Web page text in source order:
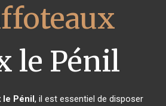
le Pénil
le Pénil, il est essentiel de disposer